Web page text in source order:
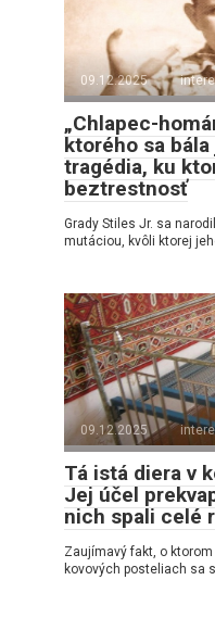
09.12.2025
„Chlapec-
ktorého sa
tragédia, ku
beztrestnosť
Grady Stiles Jr. sa
mutáciou, kvôli ktorej
09.12.2025
Tá istá diera v
Jej účel
nich spali celé
Zaujímavý fakt, o
kovových posteliach sa